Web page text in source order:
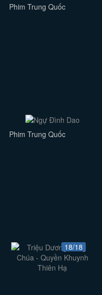
Phim Trung Quốc
Phim Trung Quốc
18/18